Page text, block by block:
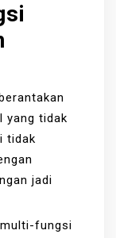
yang tidak
tidak
jadi
fungsi